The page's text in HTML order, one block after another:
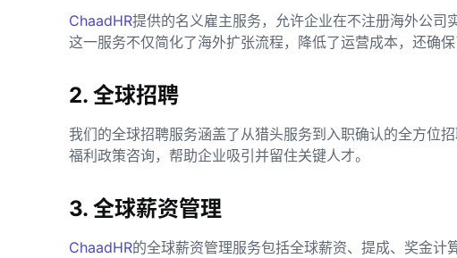
ChaadHR提供的名义雇主服务，允许企业在不注册海外公司
这一服务不仅简化了海外扩张流程，降低了运营成本，还确保
2. 全球招聘
我们的全球招聘服务涵盖了从猎头服务到入职确认的全方位
福利政策咨询，帮助企业吸引并留住关键人才。
3. 全球薪资管理
ChaadHR的全球薪资管理服务包括全球薪资、提成、奖金计